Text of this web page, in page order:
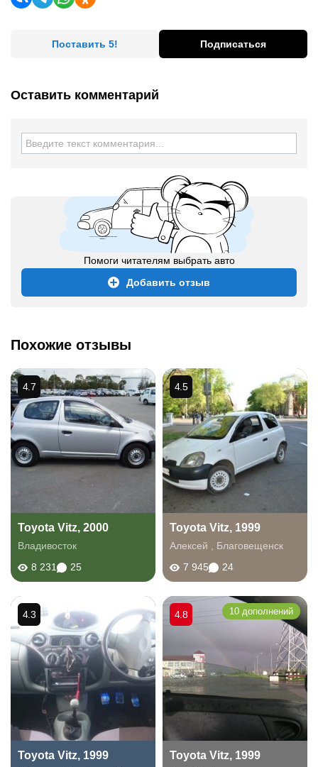
Поставить 5! Подписаться
Оставить комментарий
Помоги читателям выбрать авто
Добавить отзыв
Похожие отзывы
Toyota Vitz, 2000
Владивосток
8 231
25
4.7
Toyota Vitz, 1999
Алексей
Благовещенск
7 945
24
4.5
Toyota Vitz, 1999
4.3
Toyota Vitz, 1999
4.8 10 дополнений